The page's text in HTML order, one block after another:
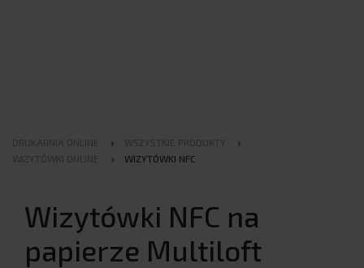
WIZYTÓWKI NFC
Wizytówki NFC na
papierze Multiloft